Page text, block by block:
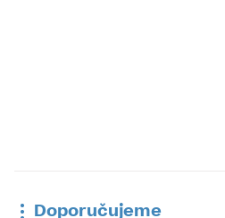
Doporučujeme